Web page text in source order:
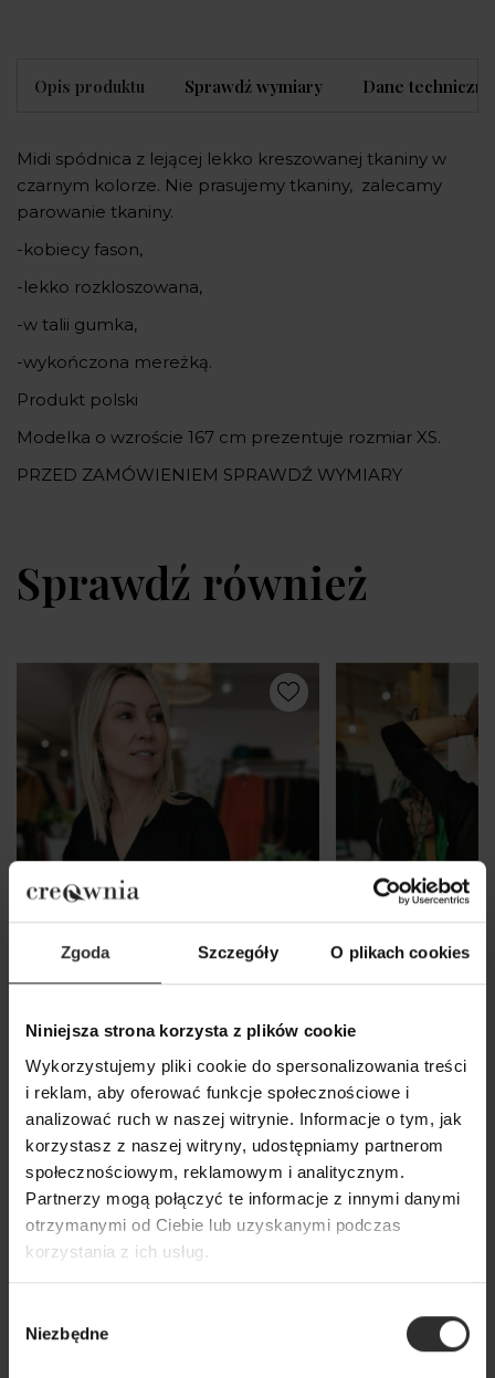
Zgoda Szczegóły O plikach cookies
Niniejsza strona korzysta z plików cookie
Wykorzystujemy pliki cookie do spersonalizowania treści
i reklam, aby oferować funkcje społecznościowe i
analizować ruch w naszej witrynie. Informacje o tym, jak
korzystasz z naszej witryny, udostępniamy partnerom
społecznościowym, reklamowym i analitycznym.
Partnerzy mogą połączyć te informacje z innymi danymi
otrzymanymi od Ciebie lub uzyskanymi podczas
korzystania z ich usług.
zgody
Niezbędne
Opis produktu Sprawdź wymiary Dane techniczne
Midi spódnica z lejącej lekko kreszowanej tkaniny w
czarnym kolorze. Nie prasujemy tkaniny, zalecamy
parowanie tkaniny.
-kobiecy fason,
-lekko rozkloszowana,
-w talii gumka,
-wykończona mereżką.
Produkt polski
Modelka o wzroście 167 cm prezentuje rozmiar XS.
PRZED ZAMÓWIENIEM SPRAWDŹ WYMIARY
Sprawdź również
Czarna Wiskozowa Bluzka
kopertowa na długi rękaw Joline
Black
179,00 zł
Czarna
marszczeniem
Black
179,00 zł
Popularne produkty
Wybrane dla Ciebie z sercem i charakterem